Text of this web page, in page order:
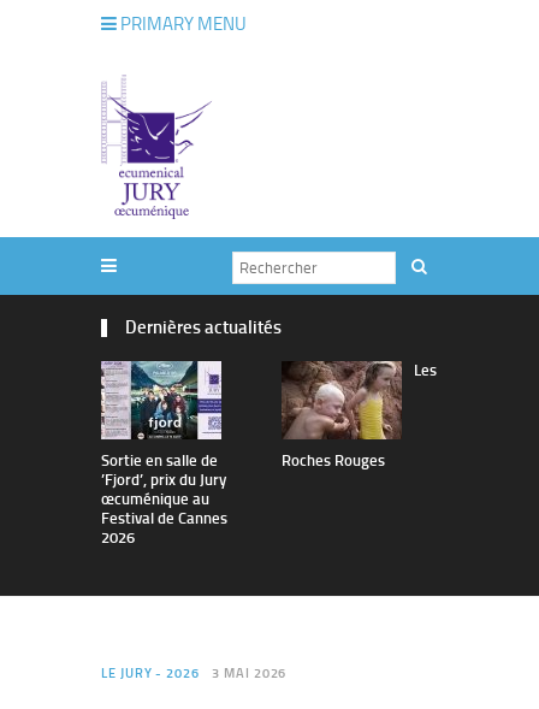
PRIMARY MENU
Dernières actualités
Sortie en salle de
’Fjord’, prix du Jury
œcuménique au
Festival de Cannes
2026
Les
Roches Rouges
LE JURY - 2026 3 MAI 2026